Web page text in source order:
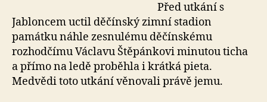
Před utkání s
Jabloncem uctil děčínský zimní stadion
památku náhle zesnulému děčínskému
rozhodčímu Václavu Štěpánkovi minutou ticha
a přímo na ledě proběhla i krátká pieta.
Medvědi toto utkání věnovali právě jemu.